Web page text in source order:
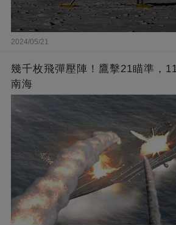
2024/05/21
幾千枚飛彈壓陣！鷹擊21瞄準，
南海